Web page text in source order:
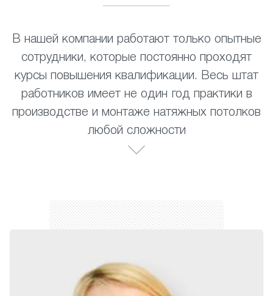
В нашей компании работают только опытные
сотрудники, которые постоянно проходят
курсы повышения квалификации. Весь штат
работников имеет не один год практики в
производстве и монтаже натяжных потолков
любой сложности